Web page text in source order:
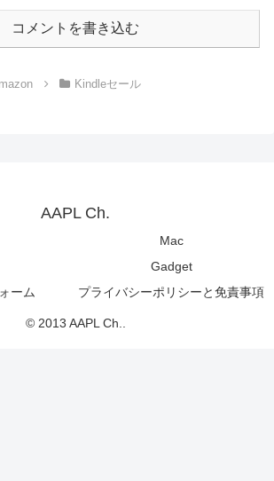
コメントを書き込む
Kindleセール
AAPL Ch.
Mac
Gadget
ーム
プライバシーポリシーと免責事項
© 2013 AAPL Ch..